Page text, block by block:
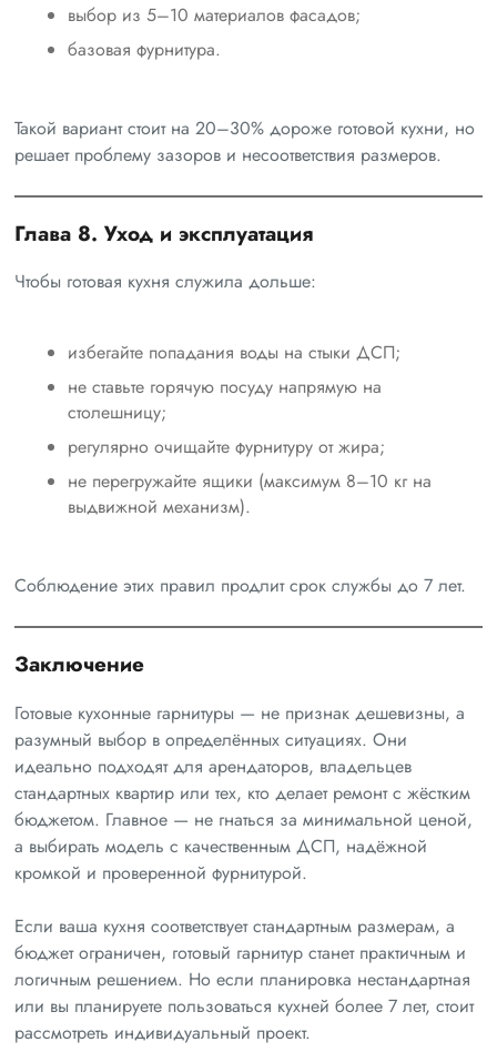
выбор из 5–10 материалов фасадов;
базовая фурнитура.
Такой вариант стоит на 20–30% дороже готовой кухни, но
решает проблему зазоров и несоответствия размеров.
Глава 8. Уход и эксплуатация
Чтобы готовая кухня служила дольше:
избегайте попадания воды на стыки ДСП;
не ставьте горячую посуду напрямую на
столешницу;
регулярно очищайте фурнитуру от жира;
не перегружайте ящики (максимум 8–10 кг на
выдвижной механизм).
Соблюдение этих правил продлит срок службы до 7 лет.
Заключение
Готовые кухонные гарнитуры — не признак дешевизны, а
разумный выбор в определённых ситуациях. Они
идеально подходят для арендаторов, владельцев
стандартных квартир или тех, кто делает ремонт с жёстким
бюджетом. Главное — не гнаться за минимальной ценой,
а выбирать модель с качественным ДСП, надёжной
кромкой и проверенной фурнитурой.
Если ваша кухня соответствует стандартным размерам, а
бюджет ограничен, готовый гарнитур станет практичным и
логичным решением. Но если планировка нестандартная
или вы планируете пользоваться кухней более 7 лет, стоит
рассмотреть индивидуальный проект.